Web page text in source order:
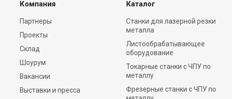
Компания
Партнеры
Проекты
Склад
Шоурум
Вакансии
Выставки и пресса
Каталог
Станки для лазерной резки
металла
Листообрабатывающее
оборудование
Токарные станки с ЧПУ по
металлу
Фрезерные станки c ЧПУ по